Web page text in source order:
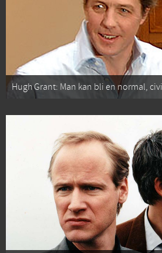
Hugh Grant: Man kan bli en normal,